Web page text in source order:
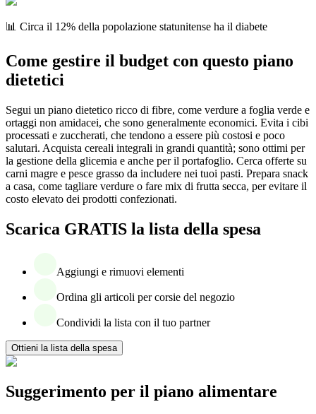
📊 Circa il 12% della popolazione statunitense ha il diabete
Come gestire il budget con questo piano
dietetici
Segui un piano dietetico ricco di fibre, come verdure a foglia verde e
ortaggi non amidacei, che sono generalmente economici. Evita i cibi
processati e zuccherati, che tendono a essere più costosi e poco
salutari. Acquista cereali integrali in grandi quantità; sono ottimi per
la gestione della glicemia e anche per il portafoglio. Cerca offerte su
carni magre e pesce grasso da includere nei tuoi pasti. Prepara snack
a casa, come tagliare verdure o fare mix di frutta secca, per evitare il
costo elevato dei prodotti confezionati.
Scarica GRATIS la lista della spesa
Aggiungi e rimuovi elementi
Ordina gli articoli per corsie del negozio
Condividi la lista con il tuo partner
Ottieni la lista della spesa
Suggerimento per il piano alimentare